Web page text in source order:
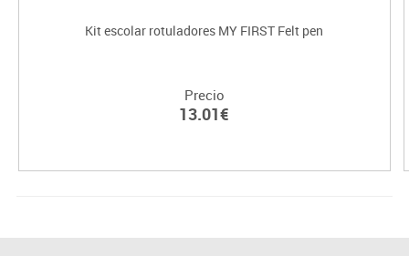
Kit escolar rotuladores MY FIRST Felt pen
Precio
13.01€